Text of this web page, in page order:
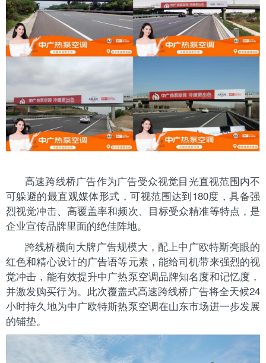
高速跨线桥广告作为广告受众视觉目光直视范围内不
可躲避的最直观媒体形式，可视范围达到180度，具备强
烈视觉冲击、高覆盖率和频次、目标受众精准等特点，是
企业宣传品牌里面的绝佳阵地。
跨线桥横向大牌广告规模大，配上中广欧特斯亮眼的
红色和精心设计的广告语等元素，能给司机带来强烈的视
觉冲击，能有效提升中广热泵空调品牌知名度和记忆度，
并激发购买行为。此次覆盖式高速跨线桥广告将全天候24
小时持久地为中广欧特斯热泵空调在山东市场进一步发展
的铺垫。